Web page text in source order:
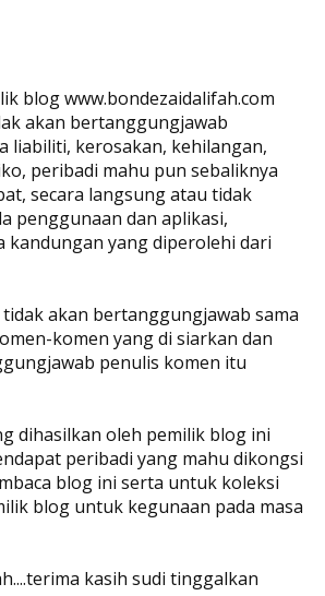
blog www.bondezaidalifah.com
akan bertanggungjawab
liabiliti, kerosakan, kehilangan,
peribadi mahu pun sebaliknya
secara langsung atau tidak
penggunaan dan aplikasi,
kandungan yang diperolehi dari
akan bertanggungjawab sama
komen yang di siarkan dan
penulis komen itu
dihasilkan oleh pemilik blog ini
peribadi yang mahu dikongsi
blog ini serta untuk koleksi
blog untuk kegunaan pada masa
kasih sudi tinggalkan